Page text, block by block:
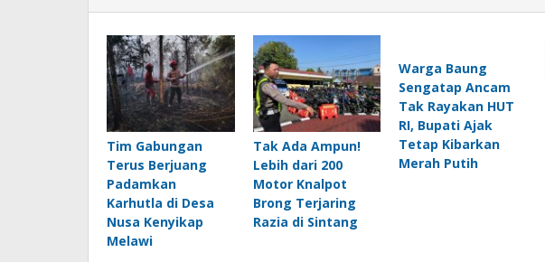
Tim Gabungan
Terus Berjuang
Padamkan
Karhutla di Desa
Nusa Kenyikap
Melawi
Tak Ada Ampun!
Lebih dari 200
Motor Knalpot
Brong Terjaring
Razia di Sintang
Warga Baung
Sengatap Ancam
Tak Rayakan HUT
RI, Bupati Ajak
Tetap Kibarkan
Merah Putih